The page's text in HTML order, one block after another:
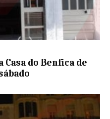
Casa do Benfica de